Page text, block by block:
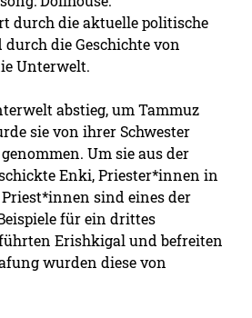
durch die aktuelle politische
die Geschichte von
Unterwelt.
abstieg, um Tammuz
sie von ihrer Schwester
Um sie aus der
Enki, Priester*innen in
sind eines der
für ein drittes
Erishkigal und befreiten
wurden diese von